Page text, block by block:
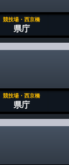
競技場・西京橋
県庁
競技場・西京橋
県庁